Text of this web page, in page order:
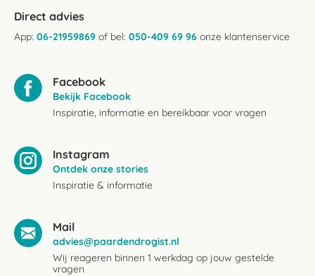
Direct advies
App: 06-21959869 of bel: 050-409 69 96 onze klantenservice
Facebook
Bekijk Facebook
Inspiratie, informatie en bereikbaar voor vragen
Instagram
Ontdek onze stories
Inspiratie & informatie
Mail
advies@paardendrogist.nl
Wij reageren binnen 1 werkdag op jouw gestelde
vragen